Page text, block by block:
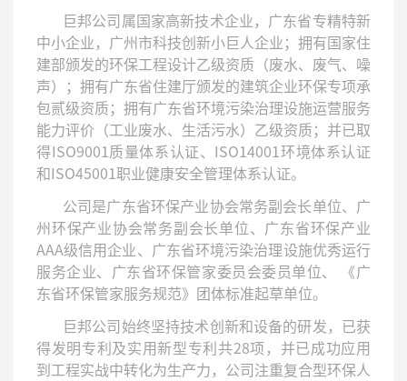
巨邦公司属国家高新技术企业，广东省专精特新
中小企业，广州市科技创新小巨人企业；拥有国家住
建部颁发的环保工程设计乙级资质（废水、废气、噪
声）；拥有广东省住建厅颁发的建筑企业环保专项承
包贰级资质；拥有广东省环境污染治理设施运营服务
能力评价（工业废水、生活污水）乙级资质；并已取
得ISO9001质量体系认证、ISO14001环境体系认证
和ISO45001职业健康安全管理体系认证。
公司是广东省环保产业协会常务副会长单位、广
州环保产业协会常务副会长单位、广东省环保产业
AAA级信用企业、广东省环境污染治理设施优秀运行
服务企业、广东省环保管家委员会委员单位、 《广
东省环保管家服务规范》团体标准起草单位。
巨邦公司始终坚持技术创新和设备的研发，已获
得发明专利及实用新型专利共28项，并已成功应用
到工程实战中转化为生产力，公司注重复合型环保人